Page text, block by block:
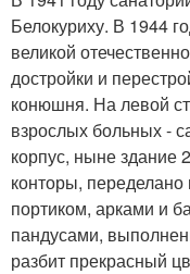
Белокуриху. В 1944
великой
достройки и
конюшня. На левой
взрослых больных -
корпус, ныне здание
конторы,
портиком, арками и
пандусами,
разбит прекрасный